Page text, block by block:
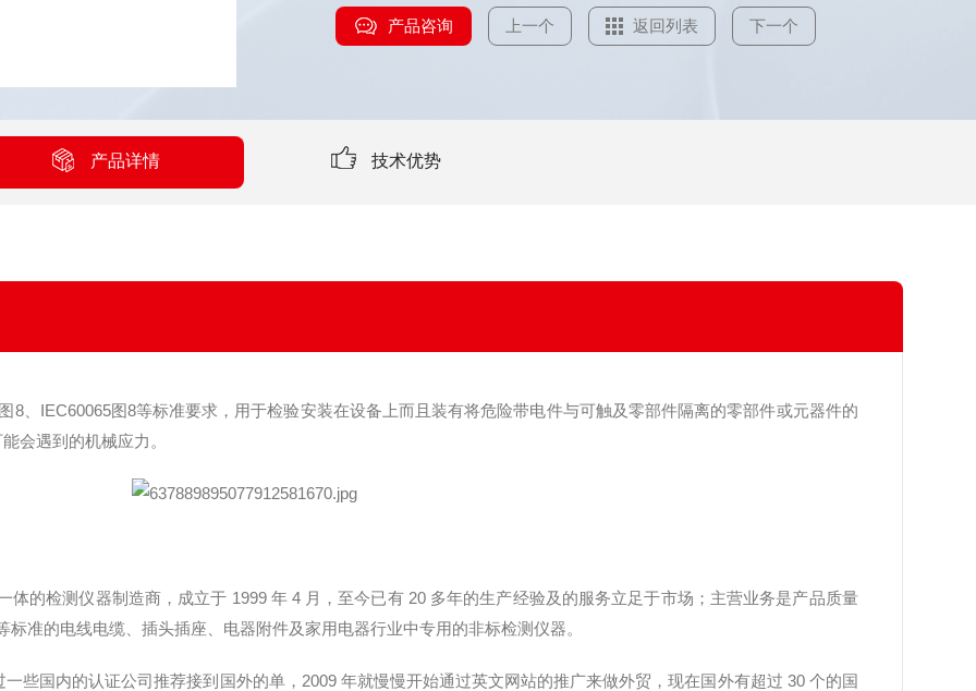
产品咨询 上一个 返回列表 下一个
产品详情 技术优势
8、IEC60065图8等标准要求，用于检验安装在设备上而且装有将危险带电件与可触及零部件隔离的零部件或元器件的
会遇到的机械应力。
体的检测仪器制造商 ，成立于 1999 年 4 月，至今已有 20 多年的生产经验及的服务立足于市场；主营业务是产品质量
准的电线电缆、插头插座、电器附件及家用电器行业中专用的非标检测仪器。
国内的认证公司推荐接到国外的单，2009 年就慢慢开始通过英文网站的推广来做外贸，现在国外有超过 30 个的国